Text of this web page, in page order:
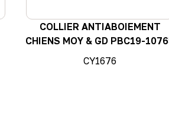
COLLIER ANTIABOIEMENT
CHIENS MOY & GD PBC19-
CY1676